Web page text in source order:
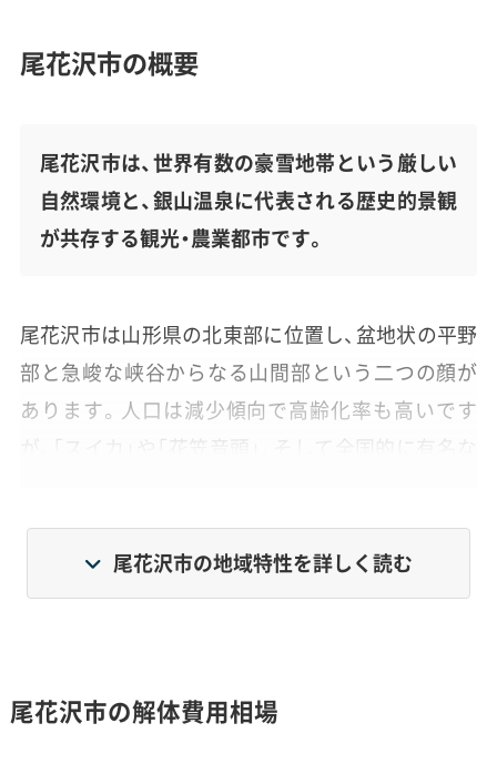
尾花沢市の概要
尾花沢市は、世界有数の豪雪地帯という厳しい
自然環境と、銀山温泉に代表される歴史的景観
が共存する観光・農業都市です。
尾花沢市は山形県の北東部に位置し、盆地状の平野
部と急峻な峡谷からなる山間部という二つの顔が
あります。人口は減少傾向で高齢化率も高いです
が、「スイカ」や「花笠音頭」、そして全国的に有名な
市全域が「特別豪雪地帯」に指定されており、冬の厳
しい積雪は、市民生活や建設工事に大きな影響を与
地形・道路事情と解体費用の傾向
尾花沢市の地域特性を詳しく読む
尾花沢市の解体費用相場